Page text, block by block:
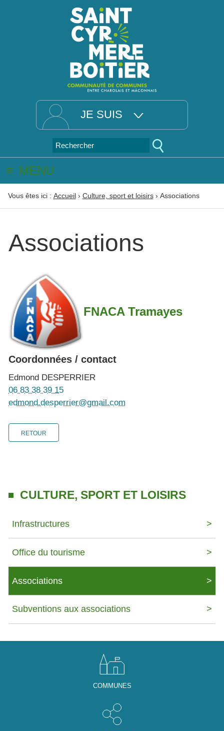
JE SUIS
MENU
Vous êtes ici : Accueil› Culture, sport et loisirs› Associations
CULTURE, SPORT ET LOISIRS
Infrastructures
Office du tourisme
Associations
Subventions aux associations
Associations
FNACA Tramayes
Coordonnées / contact
Edmond DESPERRIER
06 83 38 39 15
edmond.desperrier@gmail.com
RETOUR
COMMUNES